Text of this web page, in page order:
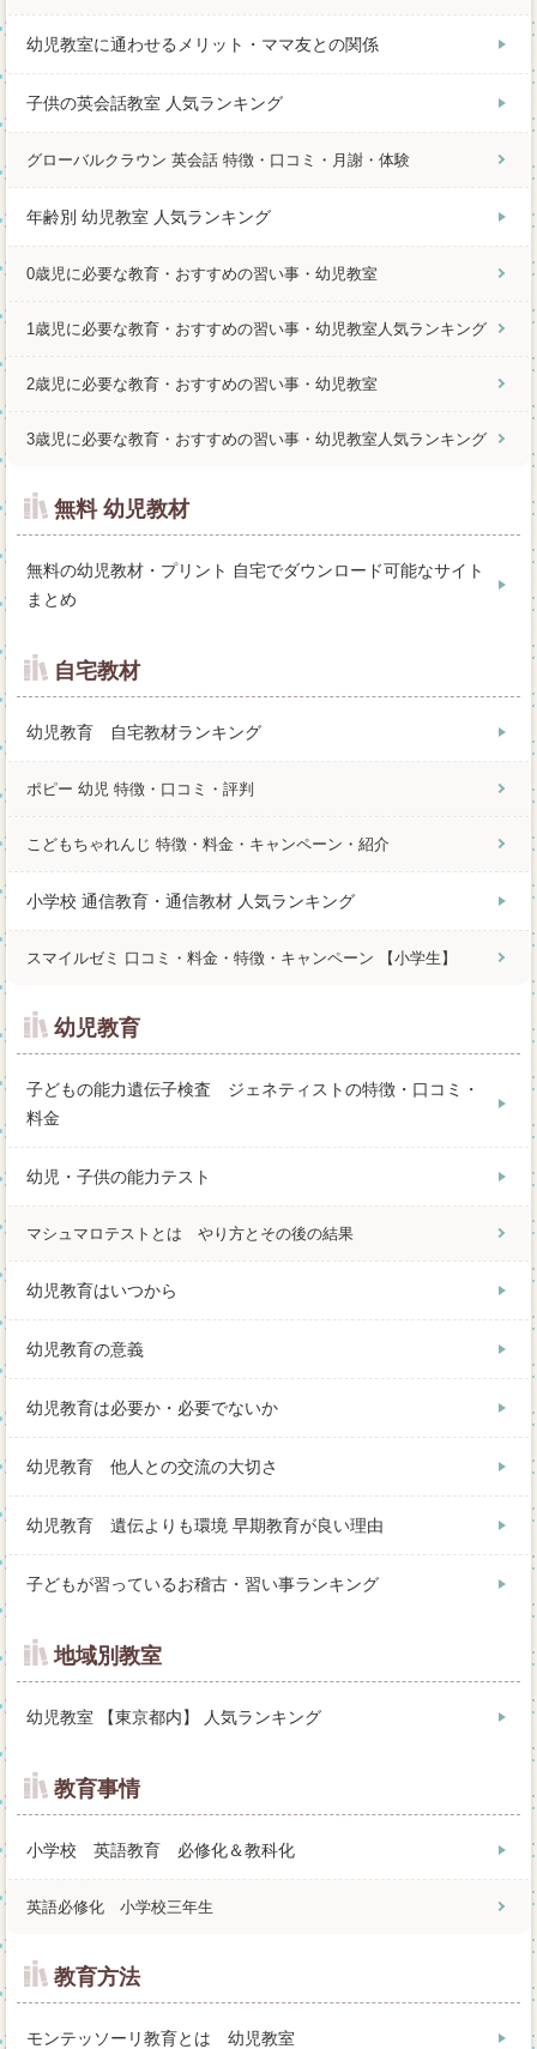
幼児教室に通わせるメリット・ママ友との関係
子供の英会話教室 人気ランキング
グローバルクラウン 英会話 特徴・口コミ・月謝・体験
年齢別 幼児教室 人気ランキング
0歳児に必要な教育・おすすめの習い事・幼児教室
1歳児に必要な教育・おすすめの習い事・幼児教室人気ランキング
2歳児に必要な教育・おすすめの習い事・幼児教室
3歳児に必要な教育・おすすめの習い事・幼児教室人気ランキング
無料 幼児教材
無料の幼児教材・プリント 自宅でダウンロード可能なサイト
まとめ
自宅教材
幼児教育 自宅教材ランキング
ポピー 幼児 特徴・口コミ・評判
こどもちゃれんじ 特徴・料金・キャンペーン・紹介
小学校 通信教育・通信教材 人気ランキング
スマイルゼミ 口コミ・料金・特徴・キャンペーン 【小学生】
幼児教育
子どもの能力遺伝子検査 ジェネティストの特徴・口コミ・
料金
幼児・子供の能力テスト
マシュマロテストとは やり方とその後の結果
幼児教育はいつから
幼児教育の意義
幼児教育は必要か・必要でないか
幼児教育 他人との交流の大切さ
幼児教育 遺伝よりも環境 早期教育が良い理由
子どもが習っているお稽古・習い事ランキング
地域別教室
幼児教室 【東京都内】 人気ランキング
教育事情
小学校 英語教育 必修化＆教科化
英語必修化 小学校三年生
教育方法
モンテッソーリ教育とは 幼児教室